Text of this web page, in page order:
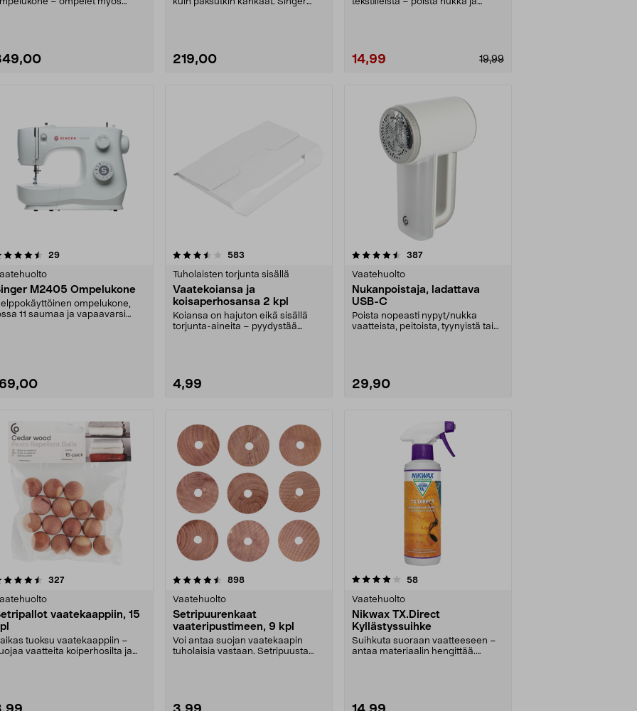
219,00 14,99 19,99
29arvostelut
M2405 Ompelukone
ompelukone,
11 saumaa ja vapaavarsi
3.5 viidestä
583
Tuholaisten torjunta sisällä
Vaatekoiansa ja
koisaperhosansa 2 kpl
Koiansa on hajuton eikä sisällä
torjunta-aineita – pyydystää
4,99
4.5 viidestä
387arvostelut
Vaatehuolto
Nukanpoistaja, ladattava
USB-C
Poista nopeasti nypyt/nukka
vaatteista, peitoista, tyynyistä tai
29,90
327arvostelut
vaatekaappiin, 15
tuoksu vaatekaappiin –
vaatteita koiperhosilta ja
4.5 viidestä
898arvostelut
Vaatehuolto
Setripuurenkaat
vaateripustimeen, 9 kpl
Voi antaa suojan vaatekaapin
tuholaisia vastaan. Setripuusta
4.0 viidestä
58arvostelut
Vaatehuolto
Nikwax TX.Direct
Kyllästyssuihke
Suihkuta suoraan vaatteeseen –
antaa materiaalin hengittää.